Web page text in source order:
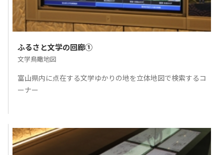
ふるさと文学の回廊①
文学鳥瞰地図
富山県内に点在する文学ゆかりの地を立体地図で検索するコ
ーナー